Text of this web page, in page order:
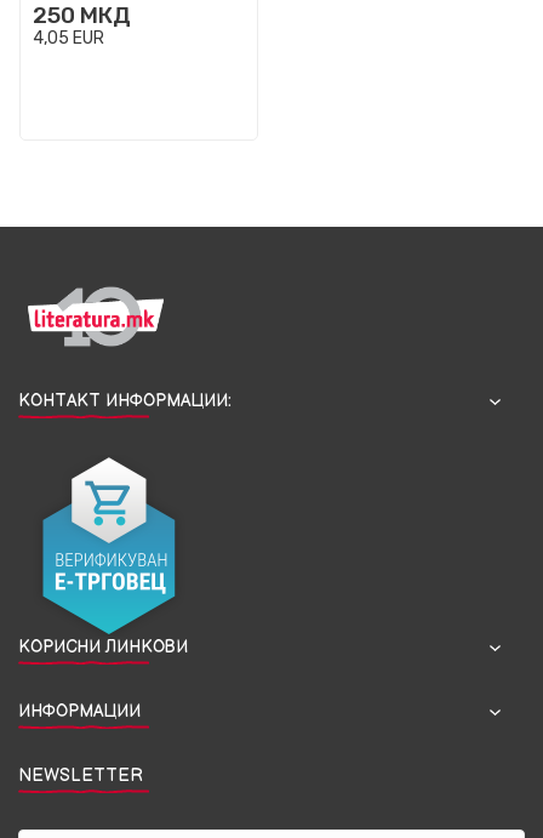
250 МКД
4,05 EUR
КОНТАКТ ИНФОРМАЦИИ:
КОРИСНИ ЛИНКОВИ
ИНФОРМАЦИИ
NEWSLETTER